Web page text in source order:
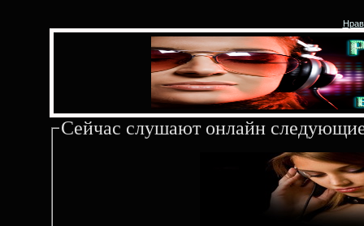
Сейчас слушают онлайн